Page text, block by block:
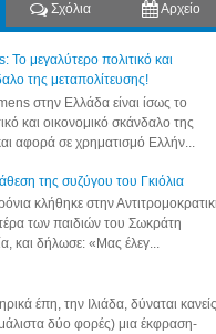
Σχόλια Αρχείο
μεγαλύτερο πολιτικό και
της μεταπολίτευσης!
στην Ελλάδα είναι ίσως το
και οικονομικό σκάνδαλο της
αφορά σε χρηματισμό Ελλήν...
της συζύγου του Γκιόλια
κλήθηκε στην
των παιδιών του Σωκράτη
και δήλωσε: «Μας έλεγ...
έπη, την Ιλιάδα, δύναται κανείς
μάλιστα δύο φορές) μια έκφραση-